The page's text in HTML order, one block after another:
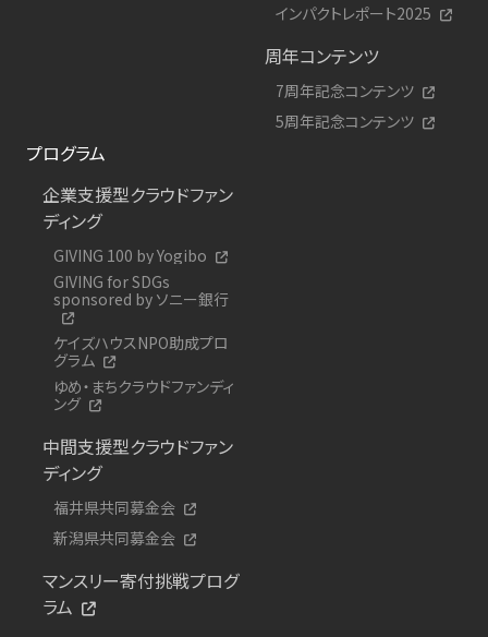
インパクトレポート2025
周年コンテンツ
7周年記念コンテンツ
5周年記念コンテンツ
プログラム
企業支援型クラウドファン
ディング
GIVING 100 by Yogibo
GIVING for SDGs
sponsored by ソニー銀行
ケイズハウスNPO助成プロ
グラム
ゆめ・まちクラウドファンディ
ング
中間支援型クラウドファン
ディング
福井県共同募金会
新潟県共同募金会
マンスリー寄付挑戦プログ
ラム